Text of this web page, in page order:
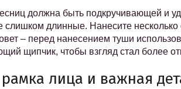
должна быть подкручивающей и
слишком длинные. Нанесите несколько
– перед нанесением туши
щипчик, чтобы взгляд стал более
лица и важная